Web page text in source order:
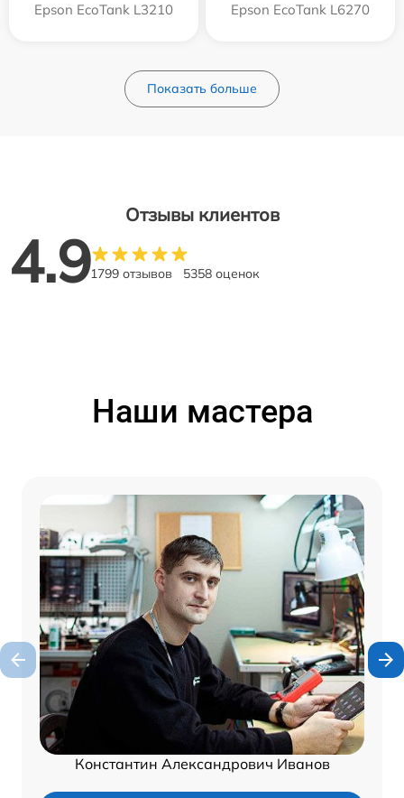
Epson EcoTank L3210 Epson EcoTank L6270
Показать больше
Отзывы клиентов
4.91799 отзывов 5358 оценок
Наши мастера
Константин Александрович Иванов